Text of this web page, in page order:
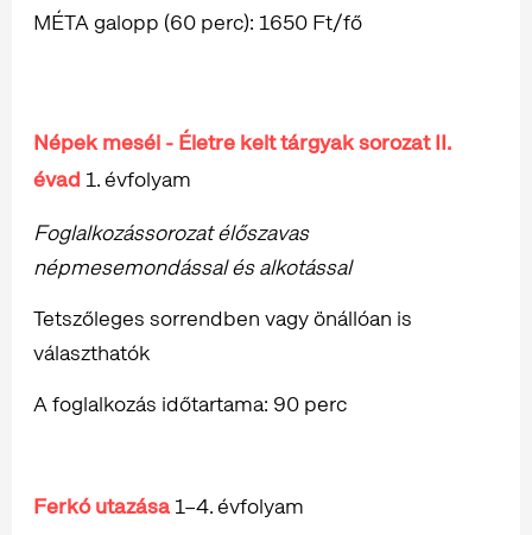
MÉTA galopp (60 perc): 1650 Ft/fő
Népek meséi - Életre kelt tárgyak sorozat II.
évad 1. évfolyam
Foglalkozássorozat élőszavas
népmesemondással és alkotással
Tetszőleges sorrendben vagy önállóan is
választhatók
A foglalkozás időtartama: 90 perc
Ferkó utazása 1–4. évfolyam